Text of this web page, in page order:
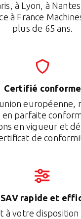
à Lyon, à
à France
plus de 65 ans.
Certifié conforme
européenne,
parfaite
en vigueur et
de
SAV rapide et
à votre disposition